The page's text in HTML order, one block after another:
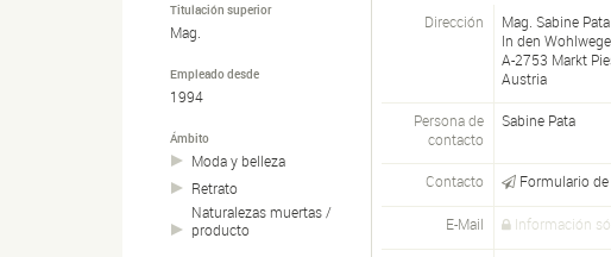
Titulación superior
Mag.
Empleado desde
1994
Ámbito
Moda y belleza
Retrato
Naturalezas muertas /
producto
Dirección
Mag. Sabine Pata
In den
A-2753 Markt
Austria
Persona de
contacto
Sabine Pata
Contacto Formulario
E-Mail Información